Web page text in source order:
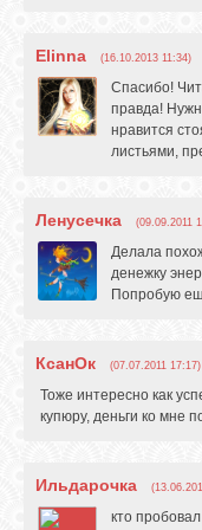
Elinna (16.10.2013 11:34)
Спасибо!
правда!
нравится
листьями,
Ленусечка (09.09.2011
Делала
денежку
Попробую
КсанОк (07.07.2011 17:17)
Тоже интересно как
купюру, деньги ко мне
Ильдарочка
кто